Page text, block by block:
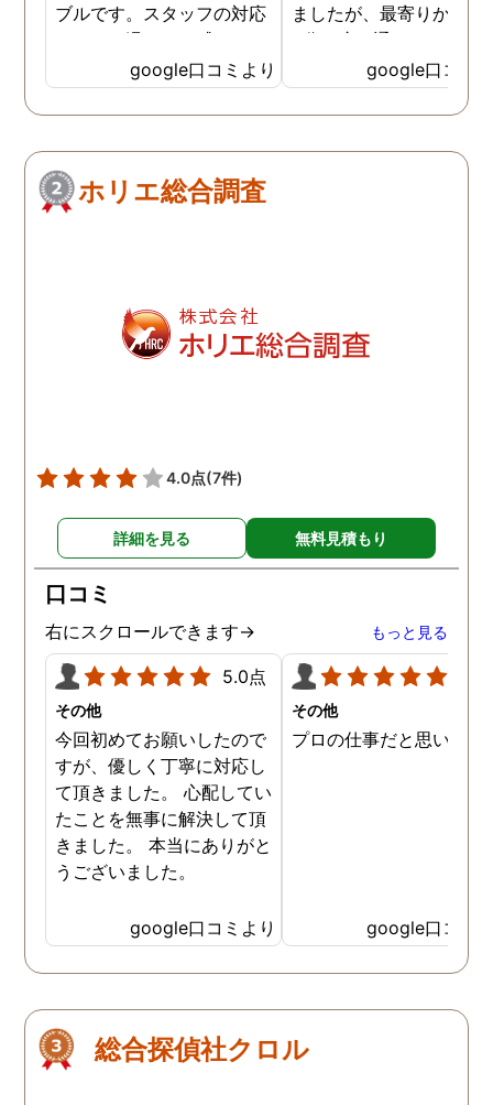
ブルです。スタッフの対応
なんかも温かみを感じま
す。はじめからこちらにす
ればよかったです😢 …
google口コミより
ましたが、最寄りから徒
3分程度で通いやすかっ
google口コミ
ホリエ総合調査
4.0点(7件)
詳細を見る 無料見積もり
口コミ
右にスクロールできます→ もっと見る
5.0点
その他
今回初めてお願いしたので
すが、優しく丁寧に対応し
て頂きました。 心配してい
たことを無事に解決して頂
きました。 本当にありがと
うございました。
google口コミより
その他
プロの仕事だと思います
google口コミ
総合探偵社クロル